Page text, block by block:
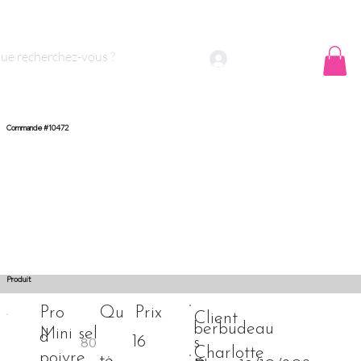
nous ?
Commande #10472
Produit
Pro
duit
Qu
Prix
Mini sel
16
Client
s
berbudeau
Charlotte